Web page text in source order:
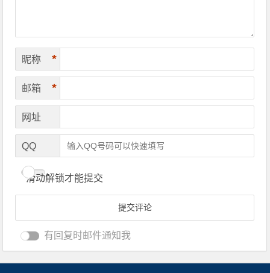
昵称 *
邮箱 *
网址
QQ
滑动解锁才能提交
有回复时邮件通知我